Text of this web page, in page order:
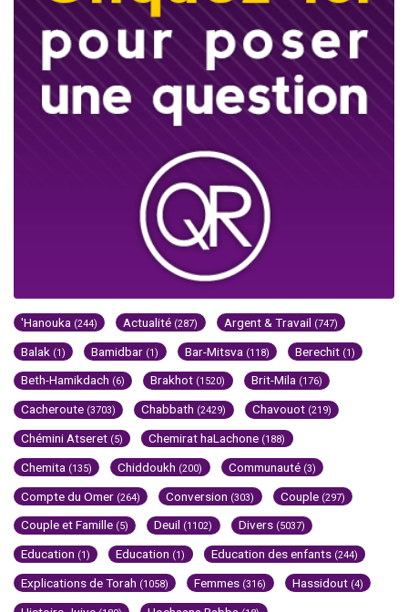
'Hanouka (244) Actualité (287) Argent & Travail (747)
Balak (1) Bamidbar (1) Bar-Mitsva (118) Berechit (1)
Beth-Hamikdach (6) Brakhot (1520) Brit-Mila (176)
Cacheroute (3703) Chabbath (2429) Chavouot (219)
Chémini Atseret (5) Chemirat haLachone (188)
Chemita (135) Chiddoukh (200) Communauté (3)
Compte du Omer (264) Conversion (303) Couple (297)
Couple et Famille (5) Deuil (1102) Divers (5037)
Education (1) Education (1) Education des enfants (244)
Explications de Torah (1058) Femmes (316) Hassidout (4)